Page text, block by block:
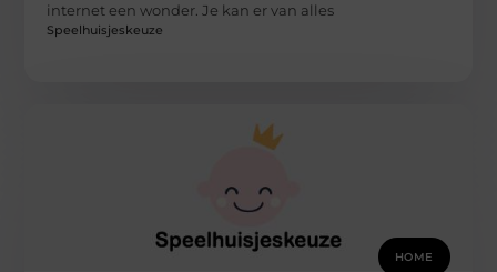
internet een wonder. Je kan er van alles
Speelhuisjeskeuze
HOME